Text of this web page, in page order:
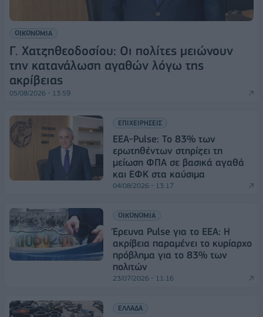
ΟΙΚΟΝΟΜΙΑ
Γ. Χατζηθεοδοσίου: Οι πολίτες μειώνουν
την κατανάλωση αγαθών λόγω της
ακρίβειας
05/08/2026 - 13:59
ΕΠΙΧΕΙΡΗΣΕΙΣ
ΕΕΑ-Pulse: Το 83% των
ερωτηθέντων στηρίζει τη
μείωση ΦΠΑ σε βασικά αγαθά
και ΕΦΚ στα καύσιμα
04/08/2026 - 13:17
ΟΙΚΟΝΟΜΙΑ
Έρευνα Pulse για το ΕΕΑ: Η
ακρίβεια παραμένει το κυρίαρχο
πρόβλημα για το 83% των
πολιτών
23/07/2026 - 11:16
ΕΛΛΑΔΑ